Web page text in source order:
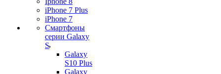
iPhone 7 Plus
iPhone 7
Смартфоны
серии Galaxy
S
Galaxy
S10 Plus
Galaxy